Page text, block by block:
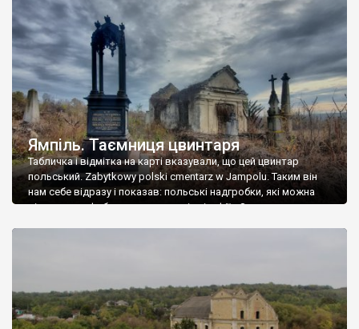
Ямпіль. Таємниця цвинтаря
Табличка і відмітка на карті вказували, що цей цвинтар
польський. Zabytkowy polski cmentarz w Jampolu. Таким він
нам себе відразу і показав: польські надгробки, які можна
віднести до фабричних, польські епітафії… Загалом цвинтар